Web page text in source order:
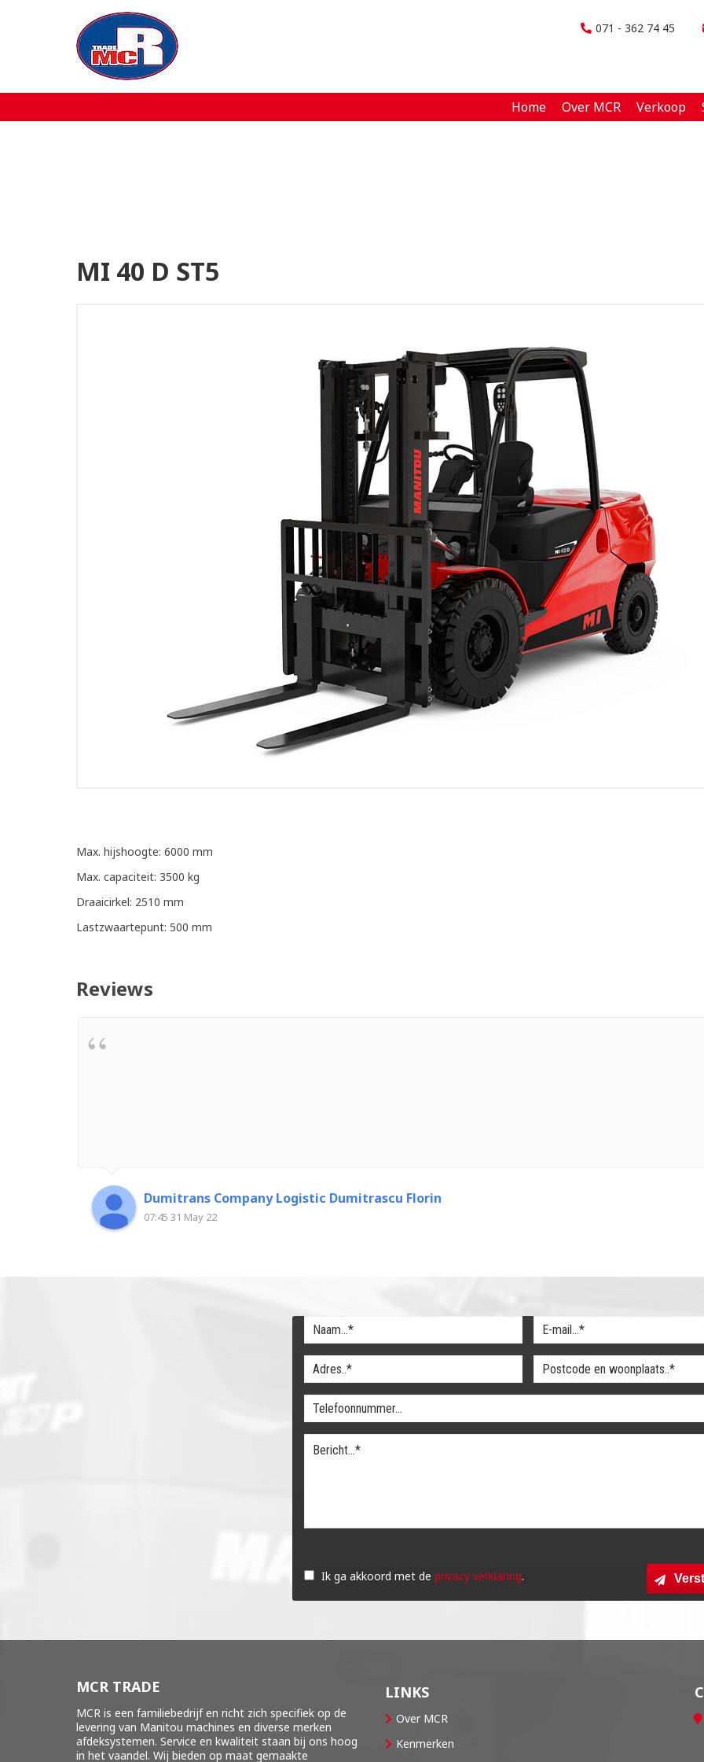
Over MCR
071 - 362 74 45
Home Over MCR Verkoop
MI 40 D ST5
Max. hijshoogte: 6000 mm
Max. capaciteit: 3500 kg
Draaicirkel: 2510 mm
Lastzwaartepunt: 500 mm
Reviews
Dumitrans Company Logistic Dumitrascu Florin
07:45 31 May 22
dit
veld
Ik ga akkoord met de privacy verklaring.
MCR TRADE
MCR is een familiebedrijf en richt zich specifiek op de
levering van Manitou machines en diverse merken
afdeksystemen. Service en kwaliteit staan bij ons hoog
in het vaandel. Wij bieden op maat gemaakte
LINKS
Over MCR
Kenmerken